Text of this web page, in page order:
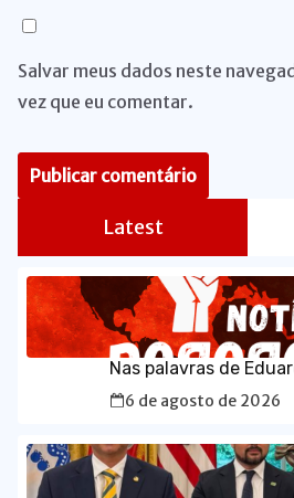
Salvar meus dados neste
vez que eu comentar.
Latest
Nas palavras de
6 de agosto de 2026